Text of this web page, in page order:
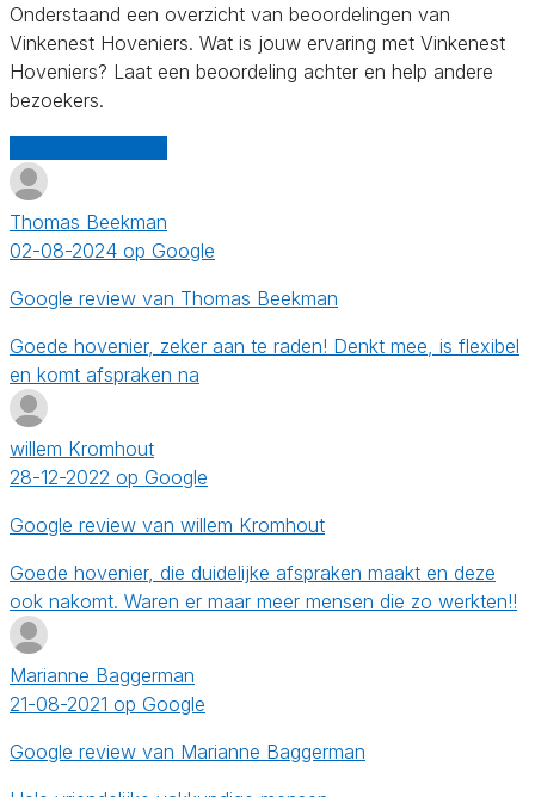
Onderstaand een overzicht van beoordelingen van
Vinkenest Hoveniers. Wat is jouw ervaring met Vinkenest
Hoveniers? Laat een beoordeling achter en help andere
bezoekers.
Thomas Beekman
02-08-2024 op Google
Google review van Thomas Beekman
Goede hovenier, zeker aan te raden! Denkt mee, is flexibel
en komt afspraken na
willem Kromhout
28-12-2022 op Google
Google review van willem Kromhout
Goede hovenier, die duidelijke afspraken maakt en deze
ook nakomt. Waren er maar meer mensen die zo werkten!!
Marianne Baggerman
21-08-2021 op Google
Google review van Marianne Baggerman